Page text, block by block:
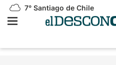
7° Santiago de Chile